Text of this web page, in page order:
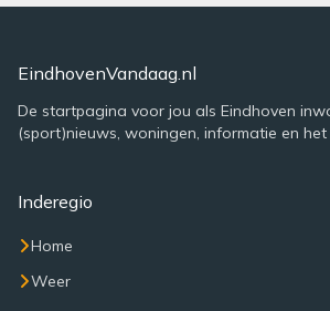
EindhovenVandaag.nl
De startpagina voor jou als Eindhoven
(sport)nieuws, woningen, informatie en
Inderegio
Home
Weer